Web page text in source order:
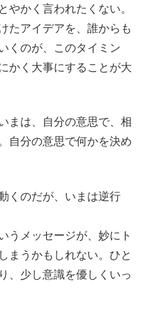
やかく言われたくない。
たアイデアを、誰からも
くのが、このタイミン
かく大事にすることが大
まは、自分の意思で、相
自分の意思で何かを決め
くのだが、いまは逆行
うメッセージが、妙にト
まうかもしれない。ひと
、少し意識を優しくいっ